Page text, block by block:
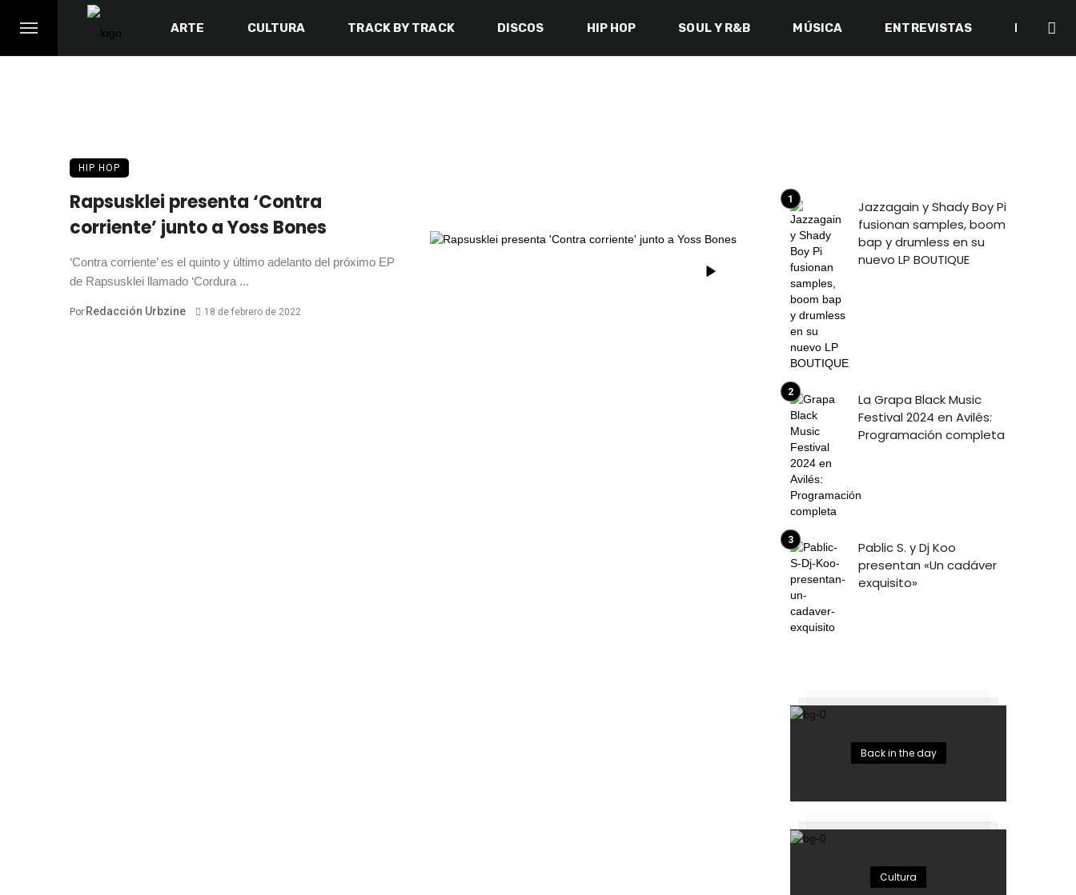
ARTE CULTURA TRACK BY TRACK DISCOS HIP HOP SOUL Y R&B MÚSICA ENTREVISTAS BACK IN
HIP HOP
Rapsusklei presenta ‘Contra
corriente’ junto a Yoss Bones
‘Contra corriente’ es el quinto y último adelanto del próximo EP
de Rapsusklei llamado ‘Cordura ...
Por Redacción Urbzine 18 de febrero de 2022
Jazzagain y Shady Boy Pi
fusionan samples, boom
bap y drumless en su
nuevo LP BOUTIQUE
La Grapa Black Music
Festival 2024 en Avilés:
Programación completa
Pablic S. y Dj Koo
presentan «Un cadáver
exquisito»
Back in the day
Cultura